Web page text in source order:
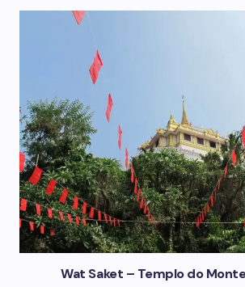
Wat Saket – Templo do